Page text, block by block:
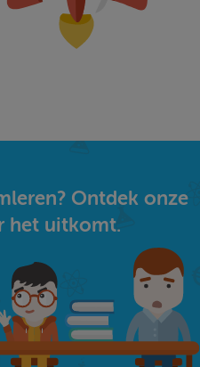
Ontdek onze
het uitkomt.